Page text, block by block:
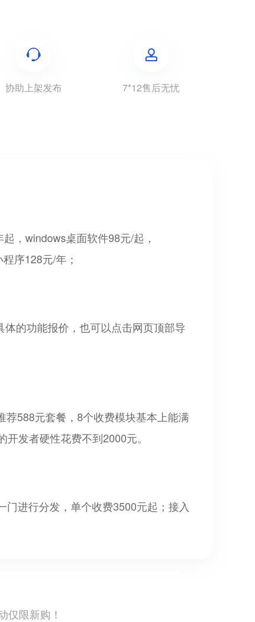
协助上架发布 7*12售后无忧
，windows桌面软件98元/起，
序128元/年；
的功能报价，也可以点击网页顶部导
588元套餐，8个收费模块基本上能满
发者硬性花费不到2000元。
进行分发，单个收费3500元起；接入
仅限新购！